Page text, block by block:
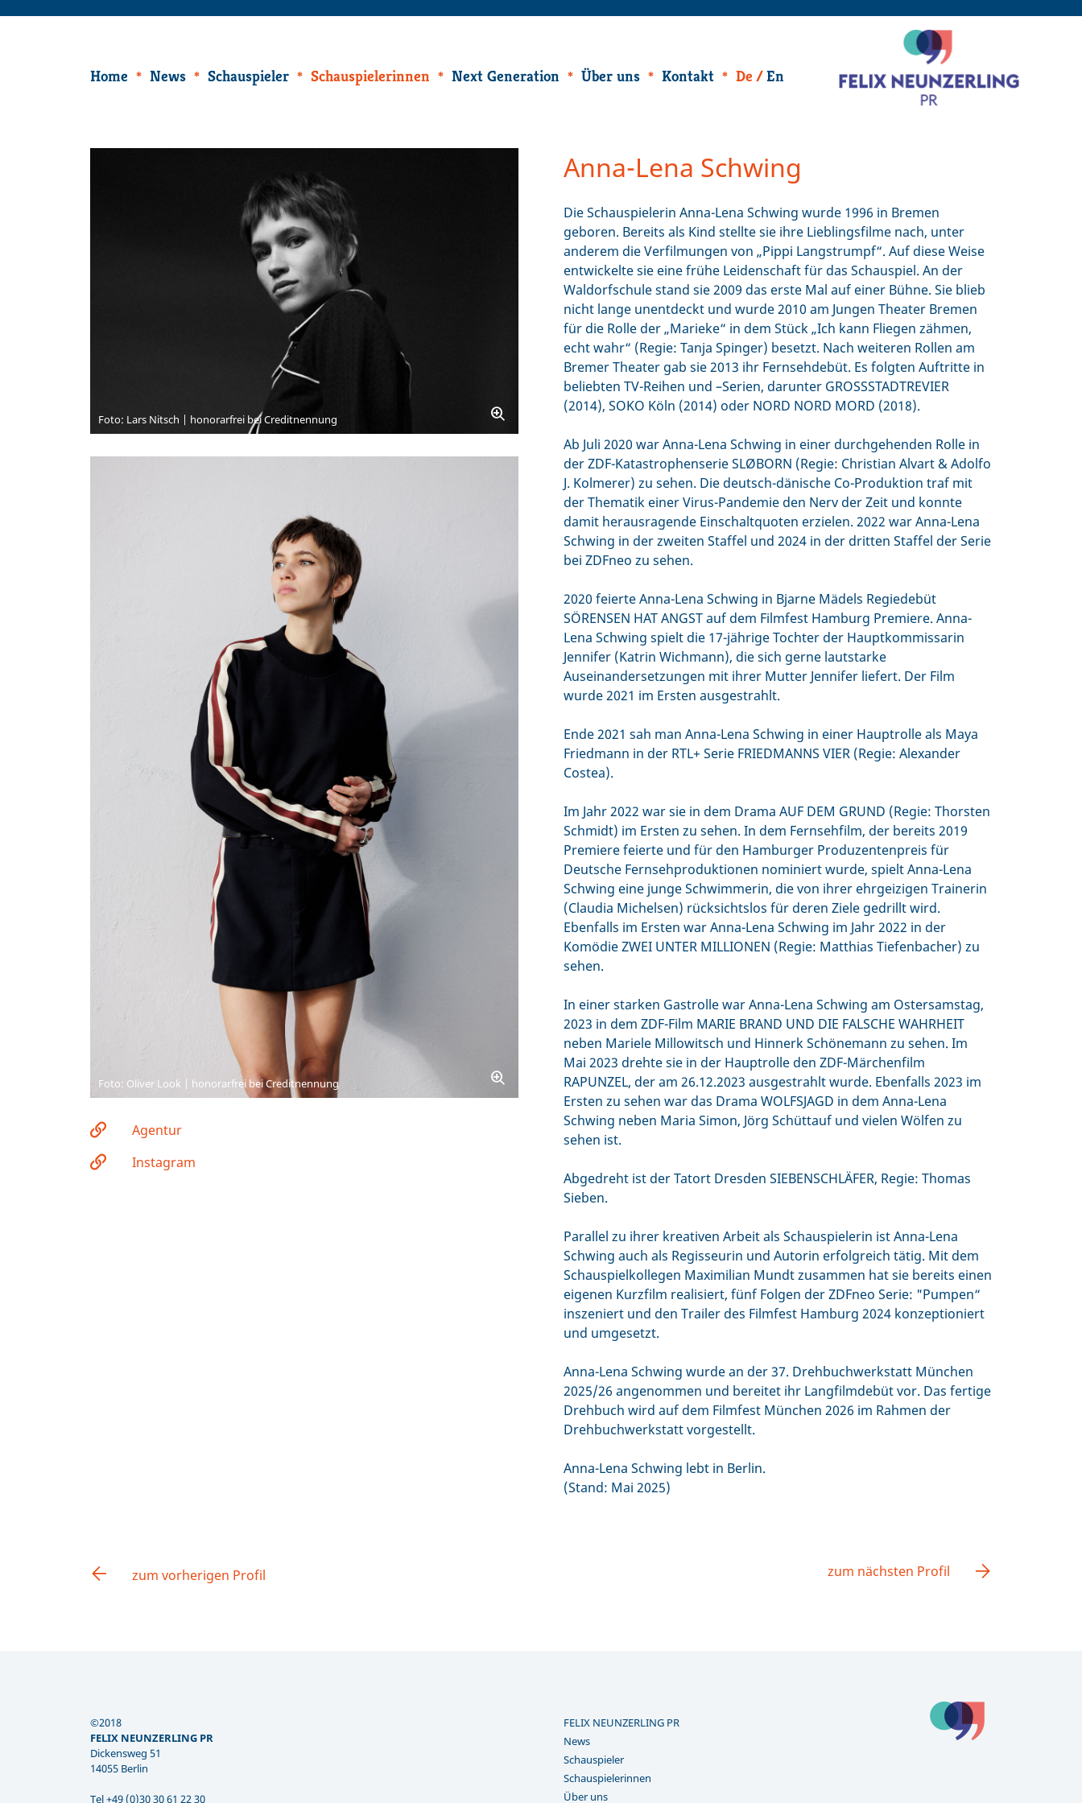
Home News Schauspieler Schauspielerinnen Next Generation Über uns Kontakt De En
Foto: Lars Nitsch | honorarfrei bei Creditnennung
Foto: Oliver Look | honorarfrei bei Creditnennung
Agentur
Instagram
Anna-Lena Schwing
Die Schauspielerin Anna-Lena Schwing wurde 1996 in Bremen
geboren. Bereits als Kind stellte sie ihre Lieblingsfilme nach, unter
anderem die Verfilmungen von „Pippi Langstrumpf“. Auf diese Weise
entwickelte sie eine frühe Leidenschaft für das Schauspiel. An der
Waldorfschule stand sie 2009 das erste Mal auf einer Bühne. Sie blieb
nicht lange unentdeckt und wurde 2010 am Jungen Theater Bremen
für die Rolle der „Marieke“ in dem Stück „Ich kann Fliegen zähmen,
echt wahr“ (Regie: Tanja Spinger) besetzt. Nach weiteren Rollen am
Bremer Theater gab sie 2013 ihr Fernsehdebüt. Es folgten Auftritte in
beliebten TV-Reihen und –Serien, darunter GROSSSTADTREVIER
(2014), SOKO Köln (2014) oder NORD NORD MORD (2018).
Ab Juli 2020 war Anna-Lena Schwing in einer durchgehenden Rolle in
der ZDF-Katastrophenserie SLØBORN (Regie: Christian Alvart & Adolfo
J. Kolmerer) zu sehen. Die deutsch-dänische Co-Produktion traf mit
der Thematik einer Virus-Pandemie den Nerv der Zeit und konnte
damit herausragende Einschaltquoten erzielen. 2022 war Anna-Lena
Schwing in der zweiten Staffel und 2024 in der dritten Staffel der Serie
bei ZDFneo zu sehen.
2020 feierte Anna-Lena Schwing in Bjarne Mädels Regiedebüt
SÖRENSEN HAT ANGST auf dem Filmfest Hamburg Premiere. Anna-
Lena Schwing spielt die 17-jährige Tochter der Hauptkommissarin
Jennifer (Katrin Wichmann), die sich gerne lautstarke
Auseinandersetzungen mit ihrer Mutter Jennifer liefert. Der Film
wurde 2021 im Ersten ausgestrahlt.
Ende 2021 sah man Anna-Lena Schwing in einer Hauptrolle als Maya
Friedmann in der RTL+ Serie FRIEDMANNS VIER (Regie: Alexander
Costea).
Im Jahr 2022 war sie in dem Drama AUF DEM GRUND (Regie: Thorsten
Schmidt) im Ersten zu sehen. In dem Fernsehfilm, der bereits 2019
Premiere feierte und für den Hamburger Produzentenpreis für
Deutsche Fernsehproduktionen nominiert wurde, spielt Anna-Lena
Schwing eine junge Schwimmerin, die von ihrer ehrgeizigen Trainerin
(Claudia Michelsen) rücksichtslos für deren Ziele gedrillt wird.
Ebenfalls im Ersten war Anna-Lena Schwing im Jahr 2022 in der
Komödie ZWEI UNTER MILLIONEN (Regie: Matthias Tiefenbacher) zu
sehen.
In einer starken Gastrolle war Anna-Lena Schwing am Ostersamstag,
2023 in dem ZDF-Film MARIE BRAND UND DIE FALSCHE WAHRHEIT
neben Mariele Millowitsch und Hinnerk Schönemann zu sehen. Im
Mai 2023 drehte sie in der Hauptrolle den ZDF-Märchenfilm
RAPUNZEL, der am 26.12.2023 ausgestrahlt wurde. Ebenfalls 2023 im
Ersten zu sehen war das Drama WOLFSJAGD in dem Anna-Lena
Schwing neben Maria Simon, Jörg Schüttauf und vielen Wölfen zu
sehen ist.
Abgedreht ist der Tatort Dresden SIEBENSCHLÄFER, Regie: Thomas
Sieben.
Parallel zu ihrer kreativen Arbeit als Schauspielerin ist Anna-Lena
Schwing auch als Regisseurin und Autorin erfolgreich tätig. Mit dem
Schauspielkollegen Maximilian Mundt zusammen hat sie bereits einen
eigenen Kurzfilm realisiert, fünf Folgen der ZDFneo Serie: "Pumpen“
inszeniert und den Trailer des Filmfest Hamburg 2024 konzeptioniert
und umgesetzt.
Anna-Lena Schwing wurde an der 37. Drehbuchwerkstatt München
2025/26 angenommen und bereitet ihr Langfilmdebüt vor. Das fertige
Drehbuch wird auf dem Filmfest München 2026 im Rahmen der
Drehbuchwerkstatt vorgestellt.
Anna-Lena Schwing lebt in Berlin.
(Stand: Mai 2025)
zum vorherigen Profil zum nächsten Profil
©2018
FELIX NEUNZERLING PR
Dickensweg 51
14055 Berlin
Tel +49 (0)30 30 61 22 30
FELIX NEUNZERLING PR
News
Schauspieler
Schauspielerinnen
Über uns